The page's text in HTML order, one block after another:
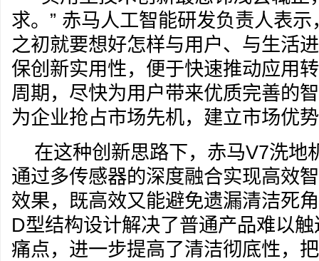
求。” 赤马人工智能研发负责人表
之初就要想好怎样与用户、与生活
保创新实用性，便于快速推动应用
周期，尽快为用户带来优质完善的
为企业抢占市场先机，建立市场优
在这种创新思路下，赤马V7洗地
通过多传感器的深度融合实现高效
效果，既高效又能避免遗漏清洁死
D型结构设计解决了普通产品难以
痛点，进一步提高了清洁彻底性，